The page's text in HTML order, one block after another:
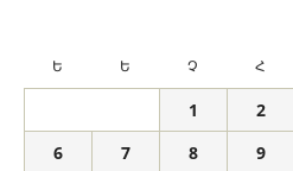
Ե Ե Չ Հ
1 2
6
7 8 9